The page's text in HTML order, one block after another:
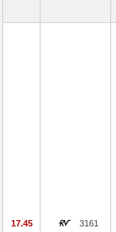
17.45 3161